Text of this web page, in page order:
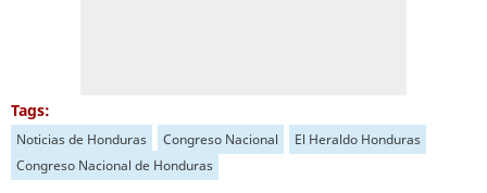
Tags:
Noticias de Honduras Congreso Nacional
El Heraldo Honduras
Congreso Nacional de Honduras